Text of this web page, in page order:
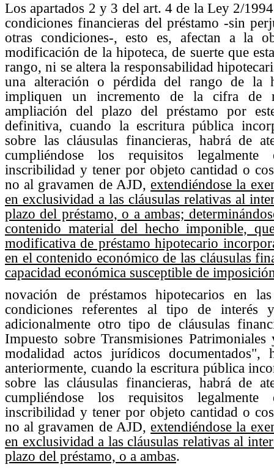
Los apartados 2 y 3 del art. 4 de la Ley 2/
condiciones financieras del préstamo -sin
otras condiciones-, esto es, afectan a la
modificación de la hipoteca, de suerte que
rango, ni se altera la responsabilidad
una alteración o pérdida del rango de la
impliquen un incremento de la cifra de
ampliación del plazo del préstamo por
definitiva, cuando la escritura pública
sobre las cláusulas financieras, habrá de
cumpliéndose los requisitos
inscribilidad y tener por objeto cantidad o
no al gravamen de AJD, extendiéndose la
en exclusividad a las cláusulas relativas al
plazo del préstamo, o a ambas;
contenido material del hecho imponible,
modificativa de préstamo hipotecario
en el contenido económico de las cláusulas
capacidad económica susceptible de
novación de préstamos hipotecarios en
condiciones referentes al tipo de interés
adicionalmente otro tipo de cláusulas
Impuesto sobre Transmisiones
modalidad actos jurídicos
anteriormente, cuando la escritura pública
sobre las cláusulas financieras, habrá de
cumpliéndose los requisitos
inscribilidad y tener por objeto cantidad o
no al gravamen de AJD, extendiéndose la
en exclusividad a las cláusulas relativas al
plazo del préstamo, o a ambas.